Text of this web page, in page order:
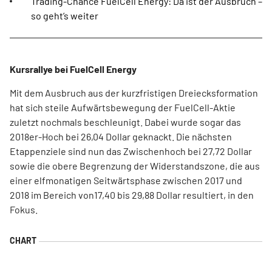
so geht’s weiter
Kursrallye bei FuelCell Energy
Mit dem Ausbruch aus der kurzfristigen Dreiecksformation
hat sich steile Aufwärtsbewegung der FuelCell-Aktie
zuletzt nochmals beschleunigt. Dabei wurde sogar das
2018er-Hoch bei 26,04 Dollar geknackt. Die nächsten
Etappenziele sind nun das Zwischenhoch bei 27,72 Dollar
sowie die obere Begrenzung der Widerstandszone, die aus
einer elfmonatigen Seitwärtsphase zwischen 2017 und
2018 im Bereich von17,40 bis 29,88 Dollar resultiert, in den
Fokus.